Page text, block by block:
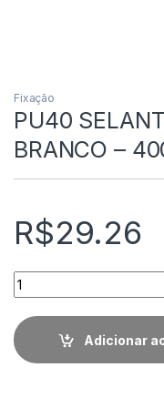
Fixação
PU40
BRANCO –
R$29.26
Quantidade
Adicionar